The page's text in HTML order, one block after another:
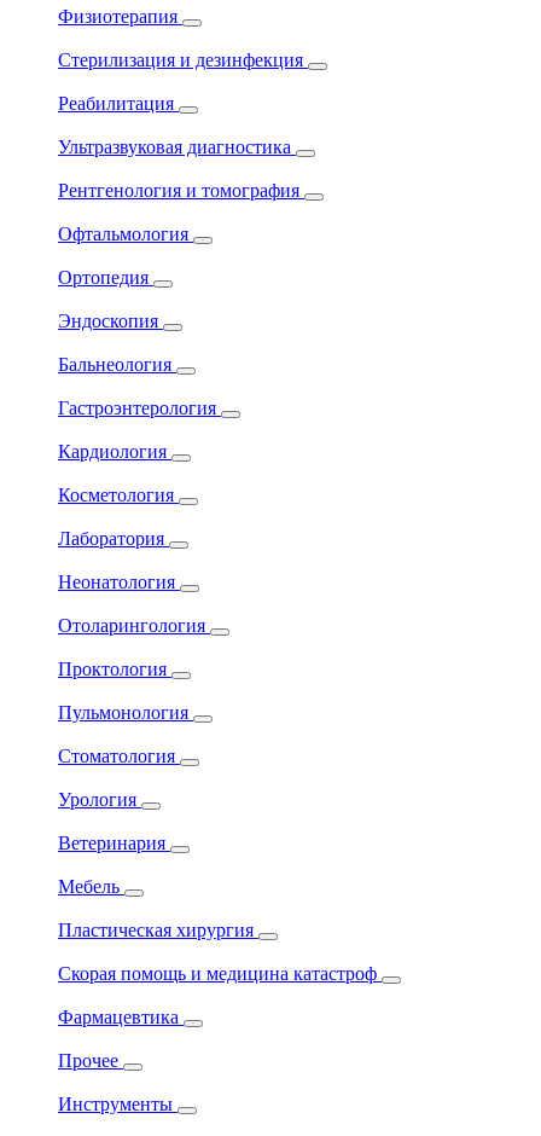
Физиотерапия
Стерилизация и дезинфекция
Реабилитация
Ультразвуковая диагностика
Рентгенология и томография
Офтальмология
Ортопедия
Эндоскопия
Бальнеология
Гастроэнтерология
Кардиология
Косметология
Лаборатория
Неонатология
Отоларингология
Проктология
Пульмонология
Стоматология
Урология
Ветеринария
Мебель
Пластическая хирургия
Скорая помощь и медицина катастроф
Фармацевтика
Прочее
Инструменты